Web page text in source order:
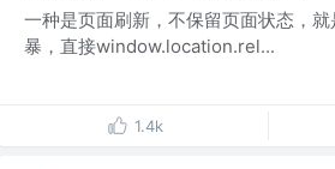
一种是页面刷新，不保留页面状态，就
暴，直接window.location.rel...
1.4k